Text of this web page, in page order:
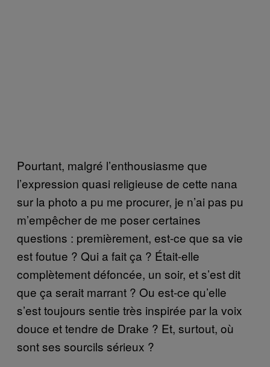
Pourtant, malgré l’enthousiasme que
l’expression quasi religieuse de cette nana
sur la photo a pu me procurer, je n’ai pas pu
m’empêcher de me poser certaines
questions : premièrement, est-ce que sa vie
est foutue ? Qui a fait ça ? Était-elle
complètement défoncée, un soir, et s’est dit
que ça serait marrant ? Ou est-ce qu’elle
s’est toujours sentie très inspirée par la voix
douce et tendre de Drake ? Et, surtout, où
sont ses sourcils sérieux ?